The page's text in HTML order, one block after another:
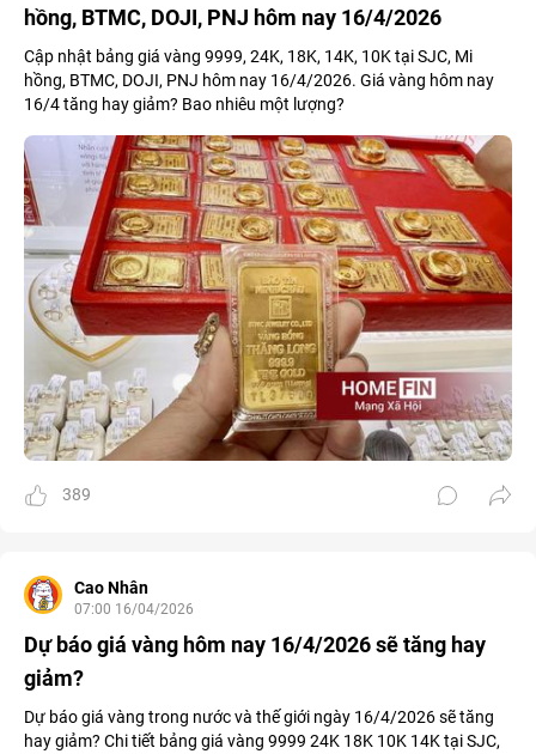
hồng, BTMC, DOJI, PNJ hôm nay 16/4/2026
Cập nhật bảng giá vàng 9999, 24K, 18K, 14K, 10K tại SJC, Mi
hồng, BTMC, DOJI, PNJ hôm nay 16/4/2026. Giá vàng hôm nay
16/4 tăng hay giảm? Bao nhiêu một lượng?
389
Cao Nhân
07:00 16/04/2026
Dự báo giá vàng hôm nay 16/4/2026 sẽ tăng hay
giảm?
Dự báo giá vàng trong nước và thế giới ngày 16/4/2026 sẽ tăng
hay giảm? Chi tiết bảng giá vàng 9999 24K 18K 10K 14K tại SJC,